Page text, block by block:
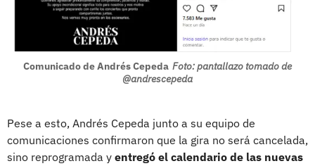
Comunicado de Andrés Cepeda Foto: pantallazo tomado de
@andrescepeda
Pese a esto, Andrés Cepeda junto a su equipo de
comunicaciones confirmaron que la gira no será cancelada,
sino reprogramada y entregó el calendario de las nuevas